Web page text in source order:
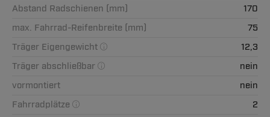
Abstand Radschienen (mm)
170
max. Fahrrad-Reifenbreite (mm)
75
Träger Eigengewicht
12,3
Träger abschließbar
nein
vormontiert
nein
Fahrradplätze
2